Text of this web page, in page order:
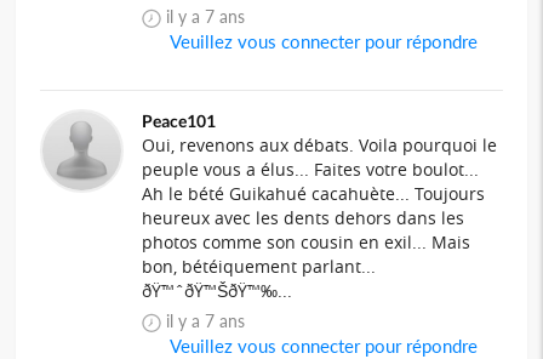
il y a 7 ans
Veuillez vous connecter pour répondre
Peace101
Oui, revenons aux débats. Voila pourquoi le
peuple vous a élus... Faites votre boulot...
Ah le bété Guikahué cacahuète... Toujours
heureux avec les dents dehors dans les
photos comme son cousin en exil... Mais
bon, bétéiquement parlant...
ðŸ™ˆðŸ™ŠðŸ™‰...
il y a 7 ans
Veuillez vous connecter pour répondre